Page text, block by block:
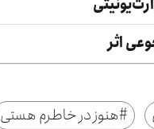
اثر
#هنوز در خاطرم هستی